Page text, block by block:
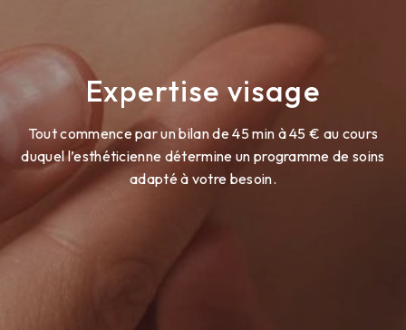
Expertise visage
Tout commence par un bilan de 45 min à 45 € au cours
duquel l’esthéticienne détermine un programme de soins
adapté à votre besoin.